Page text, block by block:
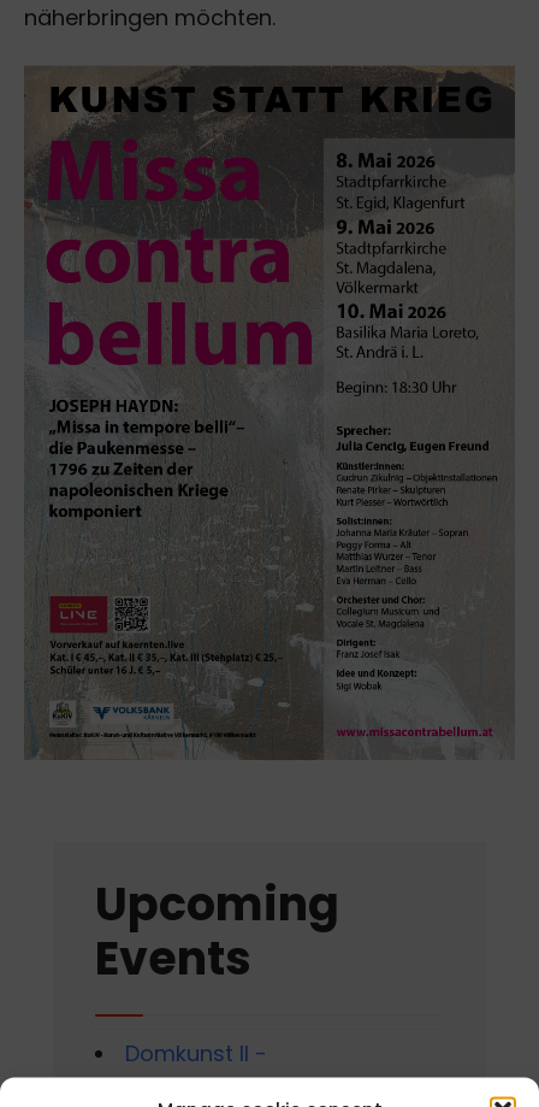
näherbringen möchten.
Upcoming
Events
Domkunst II -
Metamorphosen